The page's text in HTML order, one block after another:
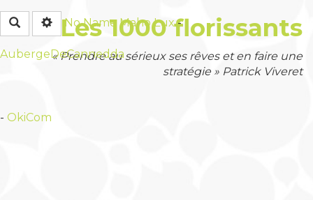
RechercherNo Name Maho Lux-
AubergeDeCannedda
Les 1000 florissants
« Prendre au sérieux ses rêves et en faire une
stratégie » Patrick Viveret
- OkiCom